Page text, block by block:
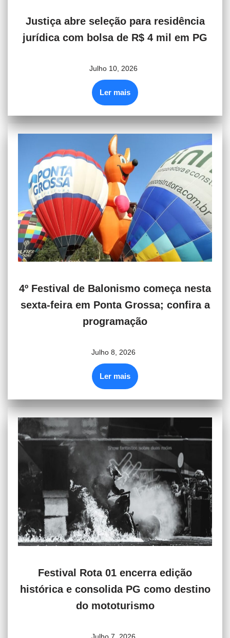
Justiça abre seleção para residência
jurídica com bolsa de R$ 4 mil em PG
Julho 10, 2026
Ler mais
4º Festival de Balonismo começa nesta
sexta-feira em Ponta Grossa; confira a
programação
Julho 8, 2026
Ler mais
Festival Rota 01 encerra edição
histórica e consolida PG como destino
do mototurismo